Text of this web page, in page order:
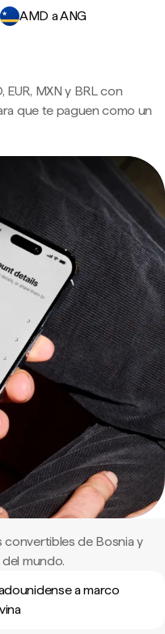
AMD a ANG
MXN y BRL con
que te paguen como un
convertibles de Bosnia y
mundo.
a marco